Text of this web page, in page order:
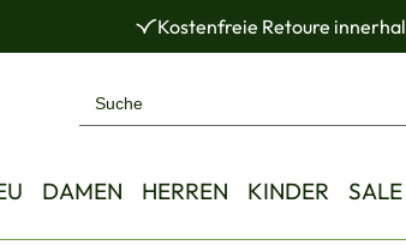
Kostenfreie Retoure
DAMEN HERREN KINDER SALE